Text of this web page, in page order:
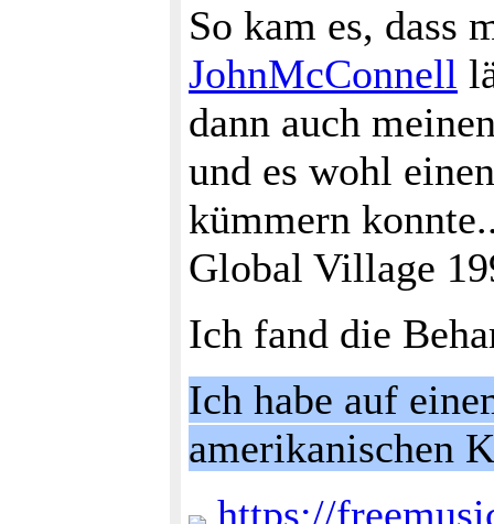
So kam es, dass
JohnMcConnell
dann auch
und es wohl
kümmern
Global Village
Ich fand die
Ich habe auf
amerikanischen
https://